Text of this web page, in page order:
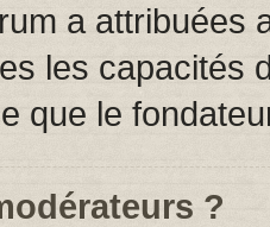
a attribuées
les capacités
que le
?